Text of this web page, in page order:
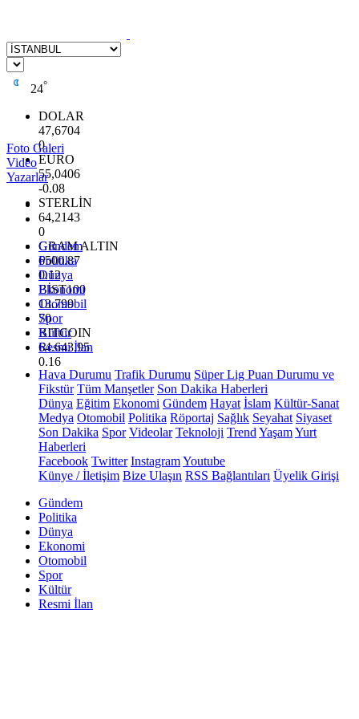
24°
DOLAR
47,6704
0
EURO
55,0406
-0.08
STERLİN
64,2143
0
GRAM ALTIN
6500.87
0.12
BİST100
13.799
70
BITCOIN
64.643,95
0.16
Foto Galeri
Video
Yazarlar
Gündem
Politika
Dünya
Ekonomi
Otomobil
Spor
Kültür
Resmi İlan
Hava Durumu Trafik Durumu Süper Lig Puan Durumu ve
Fikstür Tüm Manşetler Son Dakika Haberleri
Dünya Eğitim Ekonomi Gündem Hayat İslam Kültür-Sanat
Medya Otomobil Politika Röportaj Sağlık Seyahat Siyaset
Son Dakika Spor Videolar Teknoloji Trend YaşamYurt
Haberleri
Facebook Twitter InstagramYoutube
Künye / İletişim Bize Ulaşın RSS Bağlantıları Üyelik Girişi
Gündem
Politika
Dünya
Ekonomi
Otomobil
Spor
Kültür
Resmi İlan